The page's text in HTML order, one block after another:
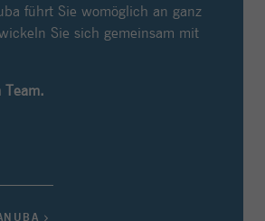
führt Sie womöglich an ganz
Sie sich gemeinsam mit